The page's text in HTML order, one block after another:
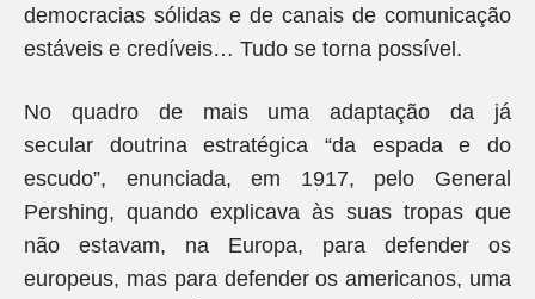
democracias sólidas e de canais de comunicação
estáveis e credíveis… Tudo se torna possível.
No quadro de mais uma adaptação da já
secular doutrina estratégica “da espada e do
escudo”, enunciada, em 1917, pelo General
Pershing, quando explicava às suas tropas que
não estavam, na Europa, para defender os
europeus, mas para defender os americanos, uma